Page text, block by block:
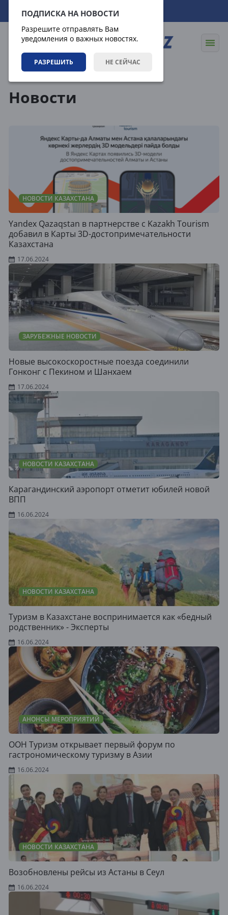
ПОДПИСКА НА НОВОСТИ
Разрешите отправлять Вам
уведомления о важных новостях.
РАЗРЕШИТЬ НЕ СЕЙЧАС
09.08.2026 00:09:18
Новости
НОВОСТИ КАЗАХСТАНА
Yandex Qazaqstan в партнерстве с Kazakh Tourism
добавил в Карты 3D-достопримечательности
Казахстана
17.06.2024
ЗАРУБЕЖНЫЕ НОВОСТИ
Новые высокоскоростные поезда соединили
Гонконг с Пекином и Шанхаем
17.06.2024
НОВОСТИ КАЗАХСТАНА
Карагандинский аэропорт отметит юбилей новой
ВПП
16.06.2024
НОВОСТИ КАЗАХСТАНА
Туризм в Казахстане воспринимается как «бедный
родственник» - Эксперты
16.06.2024
АНОНСЫ МЕРОПРИЯТИЙ
ООН Туризм открывает первый форум по
гастрономическому туризму в Азии
16.06.2024
НОВОСТИ КАЗАХСТАНА
Возобновлены рейсы из Астаны в Сеул
16.06.2024